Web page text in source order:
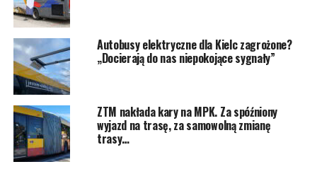
Autobusy elektryczne dla Kielc zagrożone?
„Docierają do nas niepokojące sygnały”
ZTM nakłada kary na MPK. Za spóźniony
wyjazd na trasę, za samowolną zmianę
trasy…